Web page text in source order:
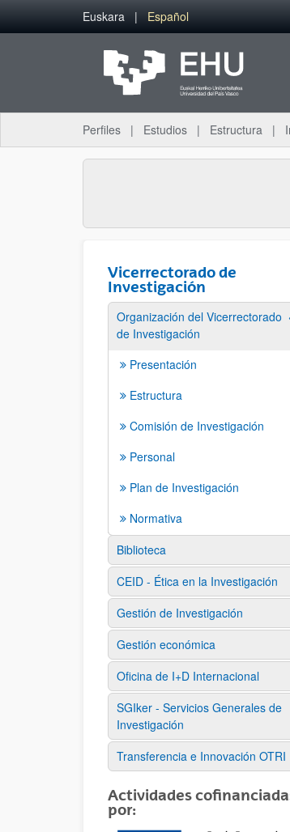
Saltar al contenido principal
Euskara Español
Perfiles Estudios Estructura
Vicerrectorado de
Investigación
Organización del Vicerrectorado
de Investigación
Presentación
Estructura
Comisión de Investigación
Personal
Plan de Investigación
Normativa
Biblioteca
CEID - Ética en la Investigación
Gestión de Investigación
Gestión económica
Oficina de I+D Internacional
SGIker - Servicios Generales de
Investigación
Transferencia e Innovación OTRI
Actividades
por: